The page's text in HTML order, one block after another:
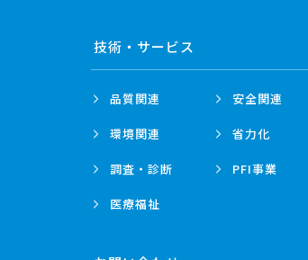
技術・ サービス
品質関連 安全関連
環境関連 省力化
調査・診断 PFI事業
医療福祉